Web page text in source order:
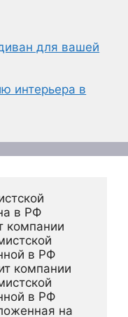
для вашей
интерьера в
в РФ
компании
в РФ
компании
в РФ
на